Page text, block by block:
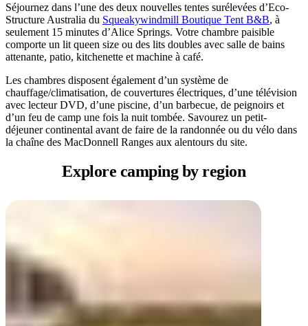
Séjournez dans l’une des deux nouvelles tentes surélevées d’Eco-
Structure Australia du Squeakywindmill Boutique Tent B&B, à
seulement 15 minutes d’Alice Springs. Votre chambre paisible
comporte un lit queen size ou des lits doubles avec salle de bains
attenante, patio, kitchenette et machine à café.
Les chambres disposent également d’un système de
chauffage/climatisation, de couvertures électriques, d’une télévision
avec lecteur DVD, d’une piscine, d’un barbecue, de peignoirs et
d’un feu de camp une fois la nuit tombée. Savourez un petit-
déjeuner continental avant de faire de la randonnée ou du vélo dans
la chaîne des MacDonnell Ranges aux alentours du site.
Explore campingby region